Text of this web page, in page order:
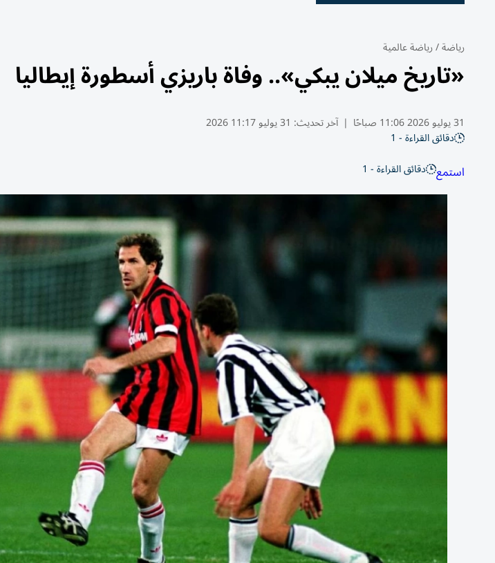
رياضة/رياضة عالمية
«تاريخ ميلان يبكي».. وفاة باريزي أسطورة إيطاليا
31 يوليو 2026 11:06 صباحًا | آخر تحديث: 31 يوليو 11:17 2026
دقائق القراءة - 1
استمع دقائق القراءة - 1